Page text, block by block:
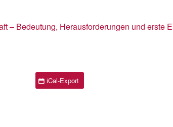
– Bedeutung, Herausforderungen und erste
iCal-Export